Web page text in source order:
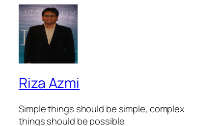
Riza Azmi
Simple things should be simple, complex
things should be possible